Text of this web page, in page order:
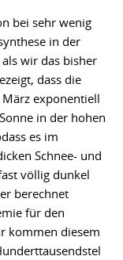
bei sehr wenig
in der
wir das bisher
dass die
exponentiell
in der hohen
es im
Schnee- und
völlig dunkel
berechnet
für den
kommen diesem